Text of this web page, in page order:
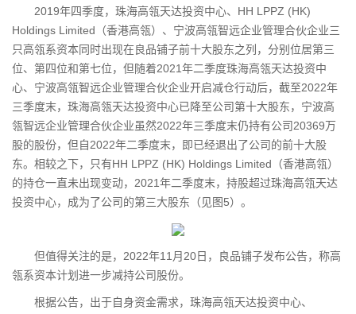
2019年四季度，珠海高瓴天达投资中心、HH LPPZ (HK)
Holdings Limited（香港高瓴）、宁波高瓴智远企业管理合伙企业三
只高瓴系资本同时出现在良品铺子前十大股东之列，分别位居第三
位、第四位和第七位，但随着2021年二季度珠海高瓴天达投资中
心、宁波高瓴智远企业管理合伙企业开启减仓行动后，截至2022年
三季度末，珠海高瓴天达投资中心已降至公司第十大股东，宁波高
瓴智远企业管理合伙企业虽然2022年三季度末仍持有公司20369万
股的股份，但自2022年二季度末，即已经退出了公司的前十大股
东。相较之下，只有HH LPPZ (HK) Holdings Limited（香港高瓴）
的持仓一直未出现变动，2021年二季度末，持股超过珠海高瓴天达
投资中心，成为了公司的第三大股东（见图5）。
但值得关注的是，2022年11月20日，良品铺子发布公告，称高
瓴系资本计划进一步减持公司股份。
根据公告，出于自身资金需求，珠海高瓴天达投资中心、